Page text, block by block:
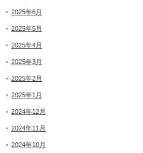
2025年6月
2025年5月
2025年4月
2025年3月
2025年2月
2025年1月
2024年12月
2024年11月
2024年10月